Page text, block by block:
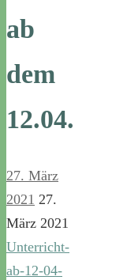
ab
dem
12.04.
27. März
2021 27.
März 2021
Unterricht-
ab-12-04-